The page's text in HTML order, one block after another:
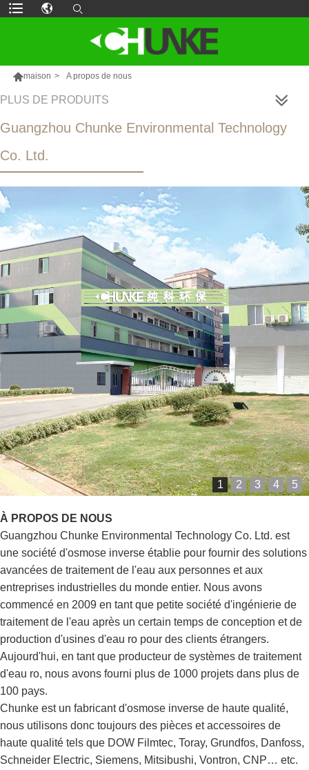
maison > A propos de nous
PLUS DE PRODUITS
Guangzhou Chunke Environmental Technology
Co. Ltd.
1 2 3 4 5
À PROPOS DE NOUS
Guangzhou Chunke Environmental Technology Co. Ltd. est
une société d'osmose inverse établie pour fournir des solutions
avancées de traitement de l'eau aux personnes et aux
entreprises industrielles du monde entier. Nous avons
commencé en 2009 en tant que petite société d'ingénierie de
traitement de l'eau après un certain temps de conception et de
production d'usines d'eau ro pour des clients étrangers.
Aujourd'hui, en tant que producteur de systèmes de traitement
d'eau ro, nous avons fourni plus de 1000 projets dans plus de
100 pays.
Chunke est un fabricant d'osmose inverse de haute qualité,
nous utilisons donc toujours des pièces et accessoires de
haute qualité tels que DOW Filmtec, Toray, Grundfos, Danfoss,
Schneider Electric, Siemens, Mitsibushi, Vontron, CNP… etc.